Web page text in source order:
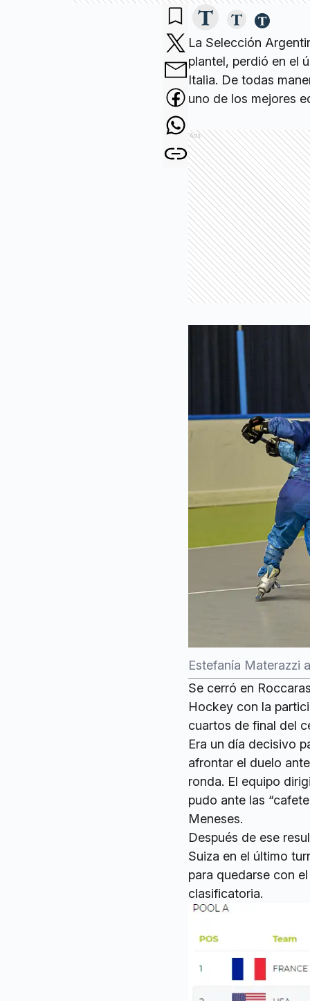
La Selección
plantel, perdió en el
Italia. De todas
uno de los mejores
Ads
Estefanía Materazzi
Se cerró en
Hockey con la
cuartos de final del
Era un día decisivo
afrontar el duelo
ronda. El equipo
pudo ante las
Meneses.
Después de ese
Suiza en el último
para quedarse con
clasificatoria.